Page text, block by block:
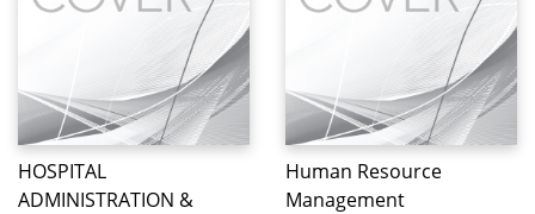
HOSPITAL
ADMINISTRATION &
Human Resource
Management